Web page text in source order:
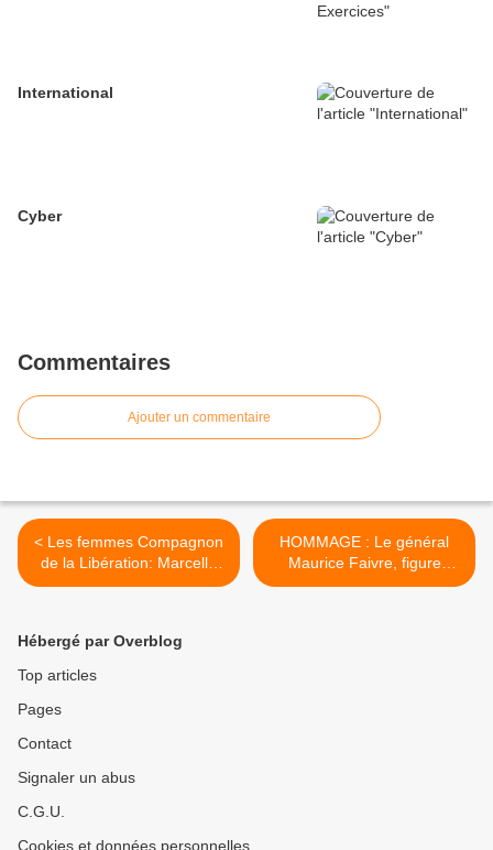
International
Cyber
Commentaires
Ajouter un commentaire
< Les femmes Compagnon
de la Libération: Marcelle
HENRY
HOMMAGE : Le général
Maurice Faivre, figure
emblématique des Harkis
Hébergé par Overblog
Top articles
Pages
Contact
Signaler un abus
C.G.U.
Cookies et données personnelles